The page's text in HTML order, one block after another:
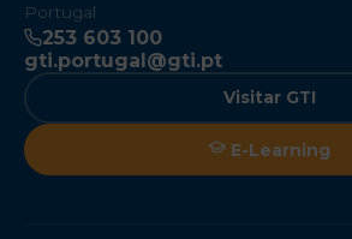
Portugal
253 603 100
gti.portugal@gti.pt
Visitar GTI
E-Learning